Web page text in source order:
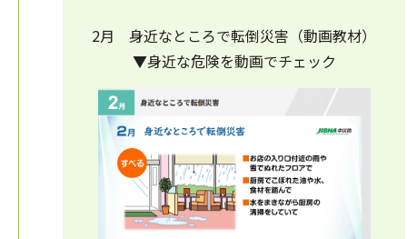
2月 身近なところで転倒災害（動画教材）
▼身近な危険を動画でチェック